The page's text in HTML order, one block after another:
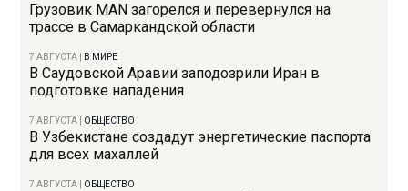
Грузовик MAN загорелся и перевернулся на
трассе в Самаркандской области
7 АВГУСТА В МИРЕ
В Саудовской Аравии заподозрили Иран в
подготовке нападения
7 АВГУСТА ОБЩЕСТВО
В Узбекистане создадут энергетические паспорта
для всех махаллей
7 АВГУСТА ОБЩЕСТВО